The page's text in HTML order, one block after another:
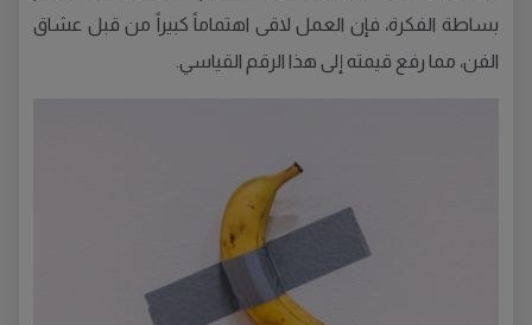
بساطة الفكرة، فإن العمل لاقى اهتماماً كبيراً من قبل عشاق
الفن، مما رفع قيمته إلى هذا الرقم القياسي.